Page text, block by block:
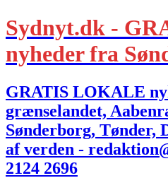
Sydnyt.dk -
nyheder fra
GRATIS LOKALE
grænselandet,
Sønderborg, Tønder,
af verden -
2124 2696